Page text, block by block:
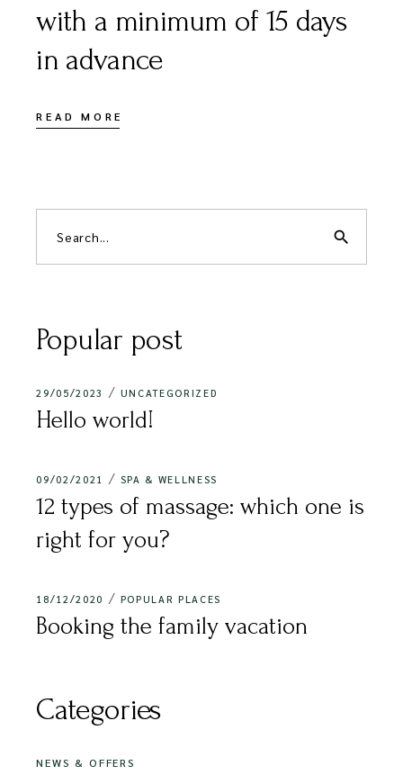
with a minimum of 15 days
in advance
READ MORE
Search
search
Popular post
29/05/2023 UNCATEGORIZED
Hello world!
09/02/2021 SPA & WELLNESS
12 types of massage: which one is
right for you?
18/12/2020 POPULAR PLACES
Booking the family vacation
Categories
NEWS & OFFERS